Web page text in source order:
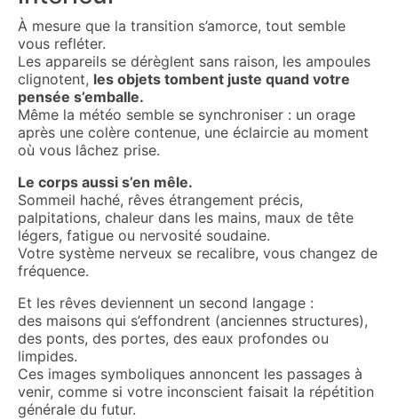
À mesure que la transition s’amorce, tout semble
vous refléter.
Les appareils se dérèglent sans raison, les ampoules
clignotent, les objets tombent juste quand votre
pensée s’emballe.
Même la météo semble se synchroniser : un orage
après une colère contenue, une éclaircie au moment
où vous lâchez prise.
Le corps aussi s’en mêle.
Sommeil haché, rêves étrangement précis,
palpitations, chaleur dans les mains, maux de tête
légers, fatigue ou nervosité soudaine.
Votre système nerveux se recalibre, vous changez de
fréquence.
Et les rêves deviennent un second langage :
des maisons qui s’effondrent (anciennes structures),
des ponts, des portes, des eaux profondes ou
limpides.
Ces images symboliques annoncent les passages à
venir, comme si votre inconscient faisait la répétition
générale du futur.